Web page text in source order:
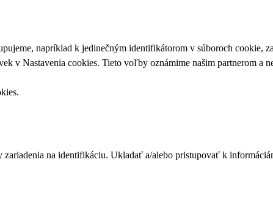
napríklad k jedinečným identifikátorom v súboroch cookie,
v Nastavenia cookies. Tieto voľby oznámime našim partnerom a
.
na identifikáciu. Ukladať a/alebo pristupovať k